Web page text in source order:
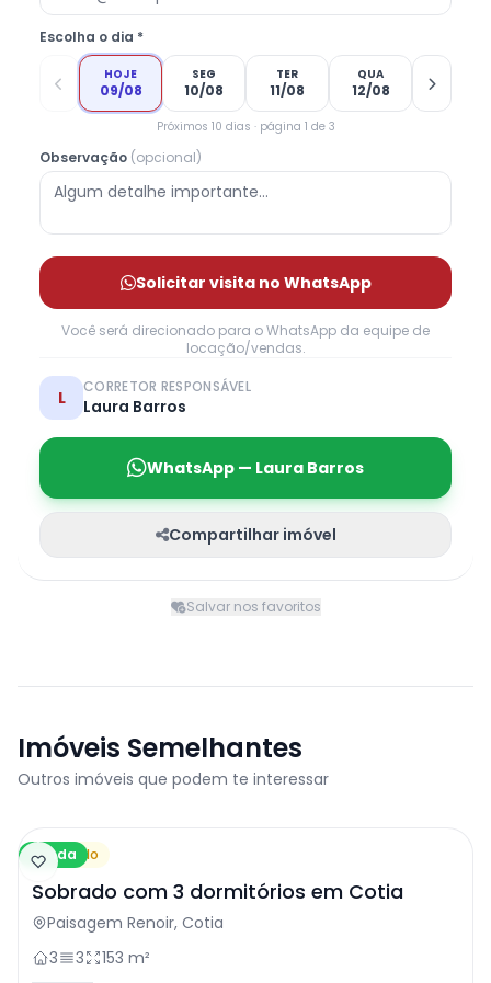
Escolha o dia *
HOJE
09/08
SEG
10/08
TER
11/08
QUA
12/08
Próximos 10 dias · página 1 de 3
Observação (opcional)
Solicitar visita no WhatsApp
Você será direcionado para o WhatsApp da equipe de
locação/vendas.
L
CORRETOR RESPONSÁVEL
Laura Barros
WhatsApp — Laura Barros
Compartilhar imóvel
Salvar nos favoritos
Imóveis Semelhantes
Outros imóveis que podem te interessar
Venda
Sobrado
Sobrado com 3 dormitórios em Cotia
Paisagem Renoir, Cotia
3
3 153 m²